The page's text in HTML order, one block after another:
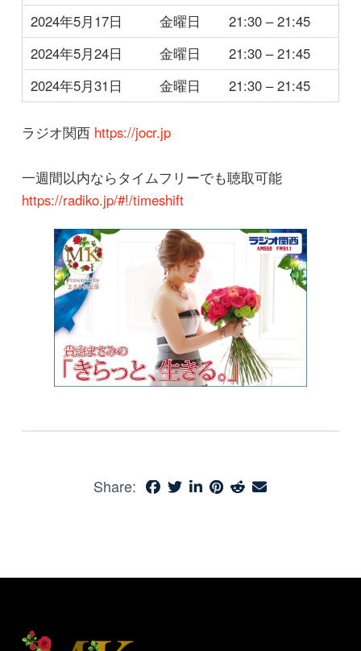
2024年5月17日
金曜日
21:30 – 21:45
2024年5月24日
金曜日
21:30 – 21:45
2024年5月31日
金曜日 21:30 – 21:45
ラジオ関西 https://jocr.jp
一週間以内ならタイムフリーでも聴取可能
https://radiko.jp/#!/timeshift
Share: